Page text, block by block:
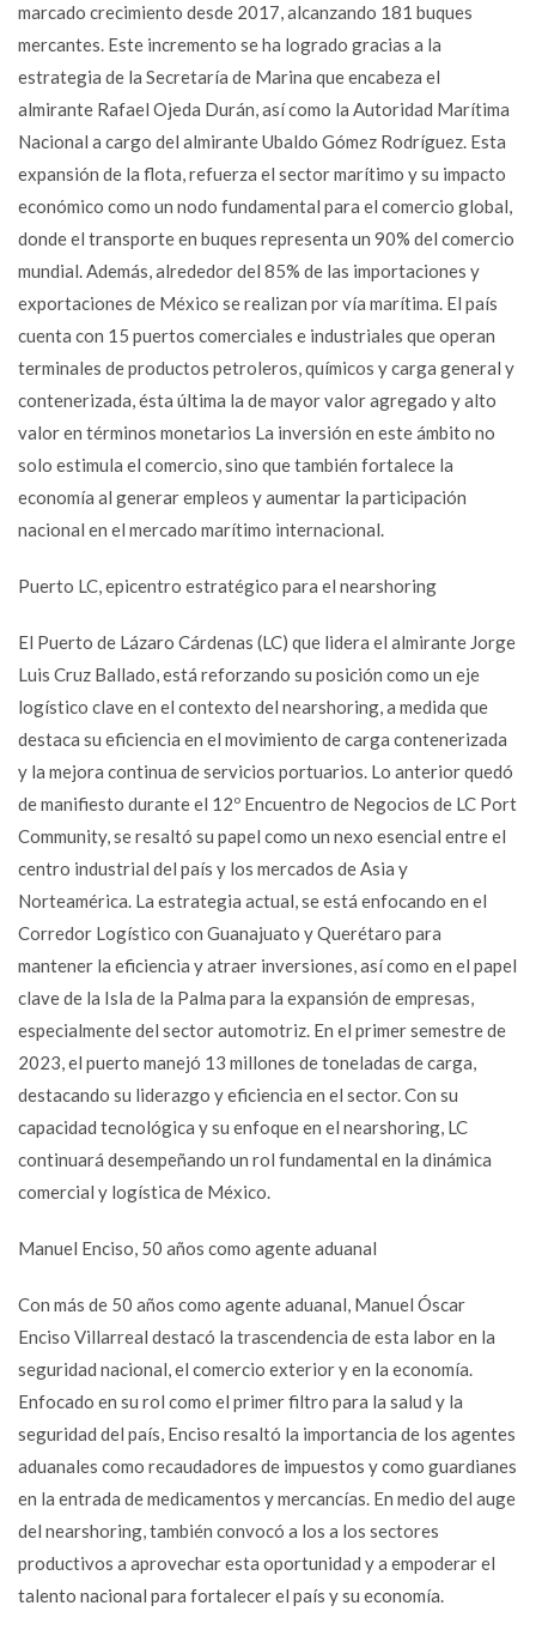
marcado crecimiento desde 2017, alcanzando 181 buques
mercantes. Este incremento se ha logrado gracias a la
estrategia de la Secretaría de Marina que encabeza el
almirante Rafael Ojeda Durán, así como la Autoridad Marítima
Nacional a cargo del almirante Ubaldo Gómez Rodríguez. Esta
expansión de la flota, refuerza el sector marítimo y su impacto
económico como un nodo fundamental para el comercio global,
donde el transporte en buques representa un 90% del comercio
mundial. Además, alrededor del 85% de las importaciones y
exportaciones de México se realizan por vía marítima. El país
cuenta con 15 puertos comerciales e industriales que operan
terminales de productos petroleros, químicos y carga general y
contenerizada, ésta última la de mayor valor agregado y alto
valor en términos monetarios La inversión en este ámbito no
solo estimula el comercio, sino que también fortalece la
economía al generar empleos y aumentar la participación
nacional en el mercado marítimo internacional.
Puerto LC, epicentro estratégico para el nearshoring
El Puerto de Lázaro Cárdenas (LC) que lidera el almirante Jorge
Luis Cruz Ballado, está reforzando su posición como un eje
logístico clave en el contexto del nearshoring, a medida que
destaca su eficiencia en el movimiento de carga contenerizada
y la mejora continua de servicios portuarios. Lo anterior quedó
de manifiesto durante el 12º Encuentro de Negocios de LC Port
Community, se resaltó su papel como un nexo esencial entre el
centro industrial del país y los mercados de Asia y
Norteamérica. La estrategia actual, se está enfocando en el
Corredor Logístico con Guanajuato y Querétaro para
mantener la eficiencia y atraer inversiones, así como en el papel
clave de la Isla de la Palma para la expansión de empresas,
especialmente del sector automotriz. En el primer semestre de
2023, el puerto manejó 13 millones de toneladas de carga,
destacando su liderazgo y eficiencia en el sector. Con su
capacidad tecnológica y su enfoque en el nearshoring, LC
continuará desempeñando un rol fundamental en la dinámica
comercial y logística de México.
Manuel Enciso, 50 años como agente aduanal
Con más de 50 años como agente aduanal, Manuel Óscar
Enciso Villarreal destacó la trascendencia de esta labor en la
seguridad nacional, el comercio exterior y en la economía.
Enfocado en su rol como el primer filtro para la salud y la
seguridad del país, Enciso resaltó la importancia de los agentes
aduanales como recaudadores de impuestos y como guardianes
en la entrada de medicamentos y mercancías. En medio del auge
del nearshoring, también convocó a los a los sectores
productivos a aprovechar esta oportunidad y a empoderar el
talento nacional para fortalecer el país y su economía.